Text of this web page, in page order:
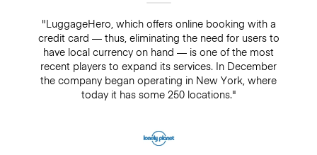
"LuggageHero, which offers online booking with a
credit card — thus, eliminating the need for users to
have local currency on hand — is one of the most
recent players to expand its services. In December
the company began operating in New York, where
today it has some 250 locations."